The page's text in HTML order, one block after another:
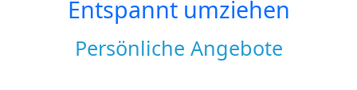
Entspannt umziehen
Persönliche Angebote